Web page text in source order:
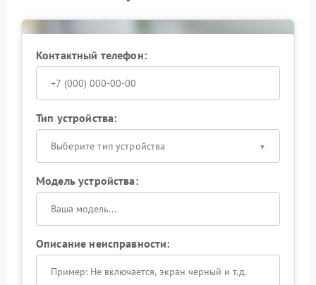
Контактный телефон:
Тип устройства:
Выберите тип устройства
Модель устройства:
Описание неисправности: